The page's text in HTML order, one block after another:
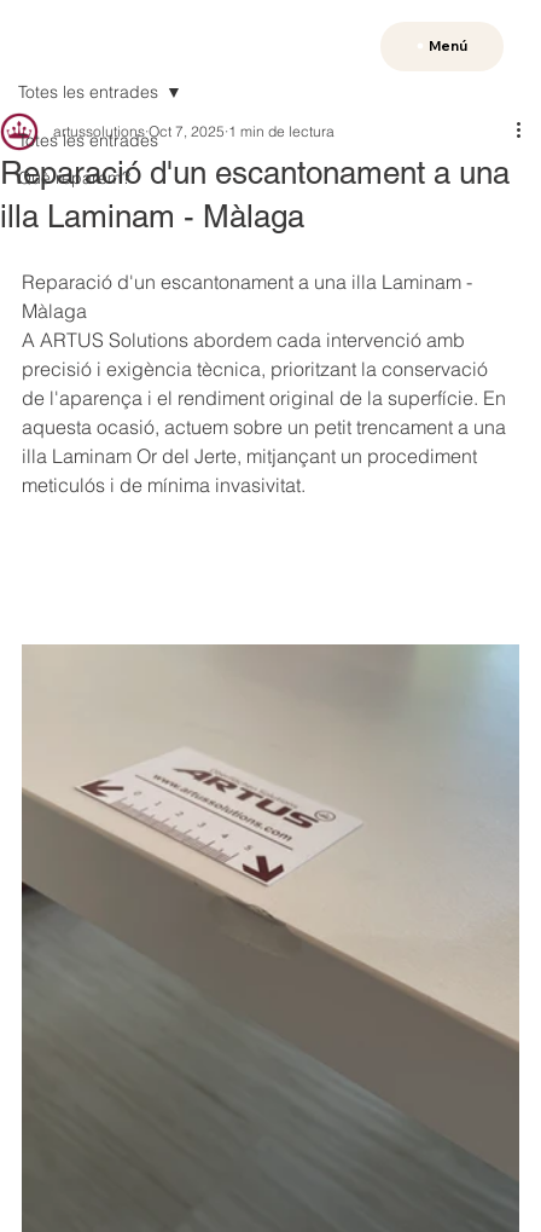
Menú
Totes les entrades
Què reparem?
Totes les entrades
Reparació d'un escantonament a una
illa Laminam - Màlaga
artussolutions Oct 7, 2025 1 min de lectura
Reparació d'un escantonament a una illa Laminam -
Màlaga
A ARTUS Solutions abordem cada intervenció amb
precisió i exigència tècnica, prioritzant la conservació
de l'aparença i el rendiment original de la superfície. En
aquesta ocasió, actuem sobre un petit trencament a una
illa Laminam Or del Jerte, mitjançant un procediment
meticulós i de mínima invasivitat.